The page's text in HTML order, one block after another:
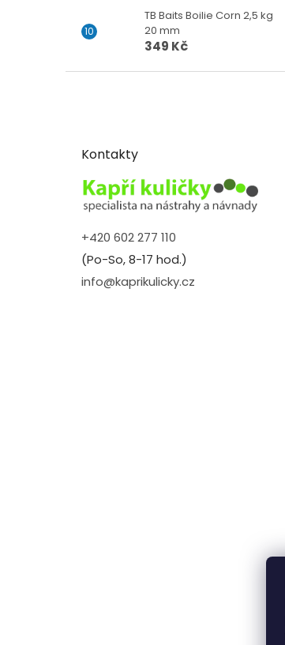
TB Baits Boilie Corn 2,5 kg
20 mm
349 Kč
Kontakty
+420 602 277 110
(Po-So, 8-17 hod.)
info@kaprikulicky.cz